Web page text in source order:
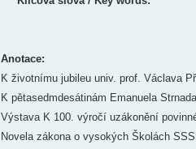
Anotace:
K životnímu jubileu univ. prof. Václava
K pětasedmdesátinám Emanuela Strnada
Výstava K 100. výročí uzákonění
Novela zákona o vysokých Školách